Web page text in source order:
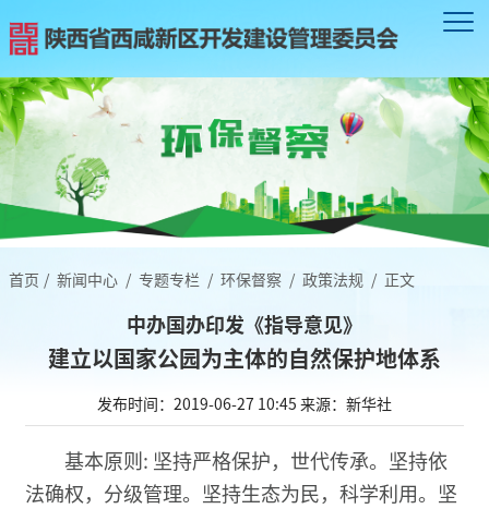
首页 / 新闻中心 / 专题专栏 / 环保督察 / 政策法规 / 正文
中办国办印发《指导意见》
建立以国家公园为主体的自然保护地体系
发布时间：2019-06-27 10:45 来源：新华社
基本原则: 坚持严格保护，世代传承。坚持依
法确权，分级管理。坚持生态为民，科学利用。坚